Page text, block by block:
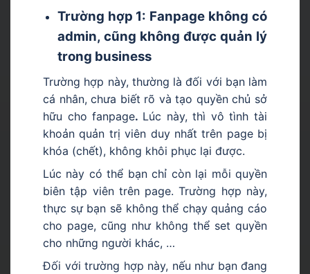
Trường hợp 1: Fanpage không có
admin, cũng không được quản lý
trong business
Trường hợp này, thường là đối với bạn làm
cá nhân, chưa biết rõ và tạo quyền chủ sở
hữu cho fanpage. Lúc này, thì vô tình tài
khoản quản trị viên duy nhất trên page bị
khóa (chết), không khôi phục lại được.
Lúc này có thể bạn chỉ còn lại mỗi quyền
biên tập viên trên page. Trường hợp này,
thực sự bạn sẽ không thể chạy quảng cáo
cho page, cũng như không thể set quyền
cho những người khác, …
Đối với trường hợp này, nếu như bạn đang